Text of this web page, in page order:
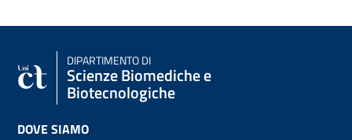
DIPARTIMENTO DI
Scienze Biomediche e
Biotecnologiche
DOVE SIAMO